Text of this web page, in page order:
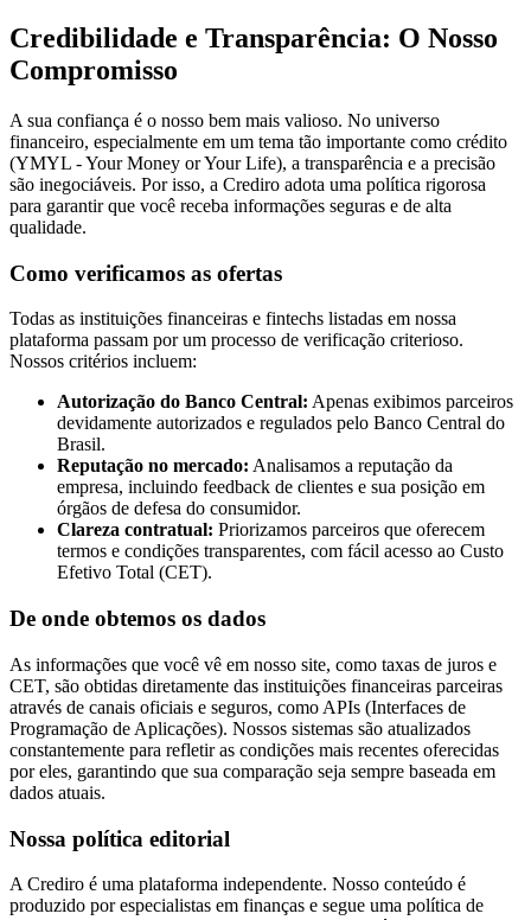
Credibilidade e Transparência: O Nosso
Compromisso
A sua confiança é o nosso bem mais valioso. No universo
financeiro, especialmente em um tema tão importante como crédito
(YMYL - Your Money or Your Life), a transparência e a precisão
são inegociáveis. Por isso, a Crediro adota uma política rigorosa
para garantir que você receba informações seguras e de alta
qualidade.
Como verificamos as ofertas
Todas as instituições financeiras e fintechs listadas em nossa
plataforma passam por um processo de verificação criterioso.
Nossos critérios incluem:
Autorização do Banco Central: Apenas exibimos parceiros
devidamente autorizados e regulados pelo Banco Central do
Brasil.
Reputação no mercado: Analisamos a reputação da
empresa, incluindo feedback de clientes e sua posição em
órgãos de defesa do consumidor.
Clareza contratual: Priorizamos parceiros que oferecem
termos e condições transparentes, com fácil acesso ao Custo
Efetivo Total (CET).
De onde obtemos os dados
As informações que você vê em nosso site, como taxas de juros e
CET, são obtidas diretamente das instituições financeiras parceiras
através de canais oficiais e seguros, como APIs (Interfaces de
Programação de Aplicações). Nossos sistemas são atualizados
constantemente para refletir as condições mais recentes oferecidas
por eles, garantindo que sua comparação seja sempre baseada em
dados atuais.
Nossa política editorial
A Crediro é uma plataforma independente. Nosso conteúdo é
produzido por especialistas em finanças e segue uma política de